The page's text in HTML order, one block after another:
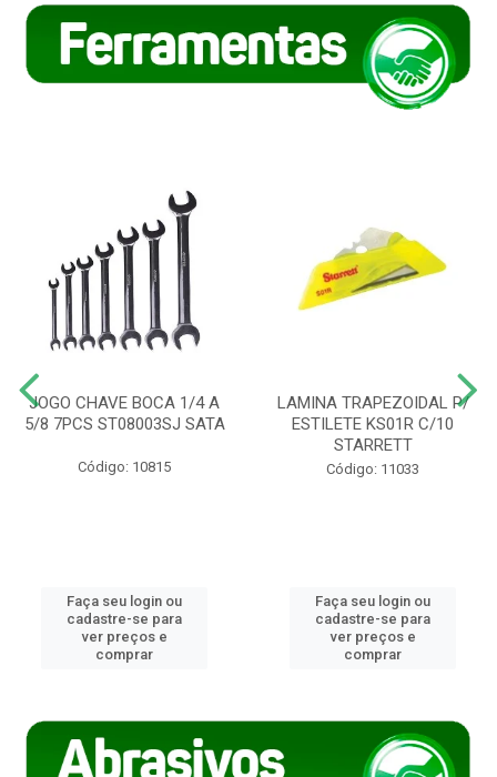
JOGO CHAVE BOCA 1/4 A
5/8 7PCS ST08003SJ SATA
Código: 10815
Faça seu login ou
cadastre-se para
ver preços e
comprar
LAMINA TRAPEZOIDAL P/
ESTILETE KS01R C/10
STARRETT
Código: 11033
Faça seu login ou
cadastre-se para
ver preços e
comprar